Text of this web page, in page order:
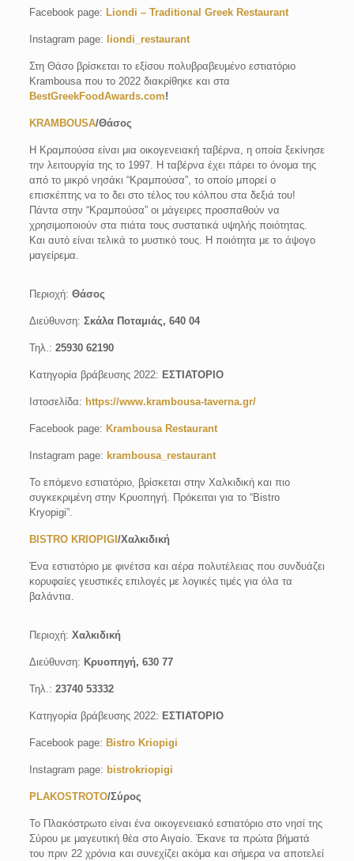
Facebook page: Liondi – Traditional Greek Restaurant
Instagram page: liondi_restaurant
Στη Θάσο βρίσκεται το εξίσου πολυβραβευμένο εστιατόριο
Krambousa που το 2022 διακρίθηκε και στα
BestGreekFoodAwards.com!
KRAMBOUSA/Θάσος
Η Κραμπούσα είναι μια οικογενειακή ταβέρνα, η οποία ξεκίνησε
την λειτουργία της το 1997. Η ταβέρνα έχει πάρει το όνομα της
από το μικρό νησάκι “Κραμπούσα”, το οποίο μπορεί ο
επισκέπτης να το δει στο τέλος του κόλπου στα δεξιά του!
Πάντα στην “Κραμπούσα” οι μάγειρες προσπαθούν να
χρησιμοποιούν στα πιάτα τους συστατικά υψηλής ποιότητας.
Και αυτό είναι τελικά το μυστικό τους. Η ποιότητα με το άψογο
μαγείρεμα.
Περιοχή: Θάσος
Διεύθυνση: Σκάλα Ποταμιάς, 640 04
Τηλ.: 25930 62190
Κατηγορία βράβευσης 2022: ΕΣΤΙΑΤΟΡΙΟ
Ιστοσελίδα: https://www.krambousa-taverna.gr/
Facebook page: Krambousa Restaurant
Instagram page: krambousa_restaurant
Το επόμενο εστιατόριο, βρίσκεται στην Χαλκιδική και πιο
συγκεκριμένη στην Κρυοπηγή. Πρόκειται για το “Bistro
Kryopigi”.
BISTRO KRIOPIGI /Χαλκιδική
Ένα εστιατόριο με φινέτσα και αέρα πολυτέλειας που συνδυάζει
κορυφαίες γευστικές επιλογές με λογικές τιμές για όλα τα
βαλάντια.
Περιοχή: Xαλκιδική
Διεύθυνση: Κρυοπηγή, 630 77
Τηλ.: 23740 53332
Κατηγορία βράβευσης 2022: ΕΣΤΙΑΤΟΡΙΟ
Facebook page: Bistro Kriopigi
Instagram page: bistrokriopigi
PLAKOSTROTO/Σύρος
Το Πλακόστρωτο είναι ένα οικογενειακό εστιατόριο στο νησί της
Σύρου με μαγευτική θέα στο Αιγαίο. Έκανε τα πρώτα βήματά
του πριν 22 χρόνια και συνεχίζει ακόμα και σήμερα να αποτελεί